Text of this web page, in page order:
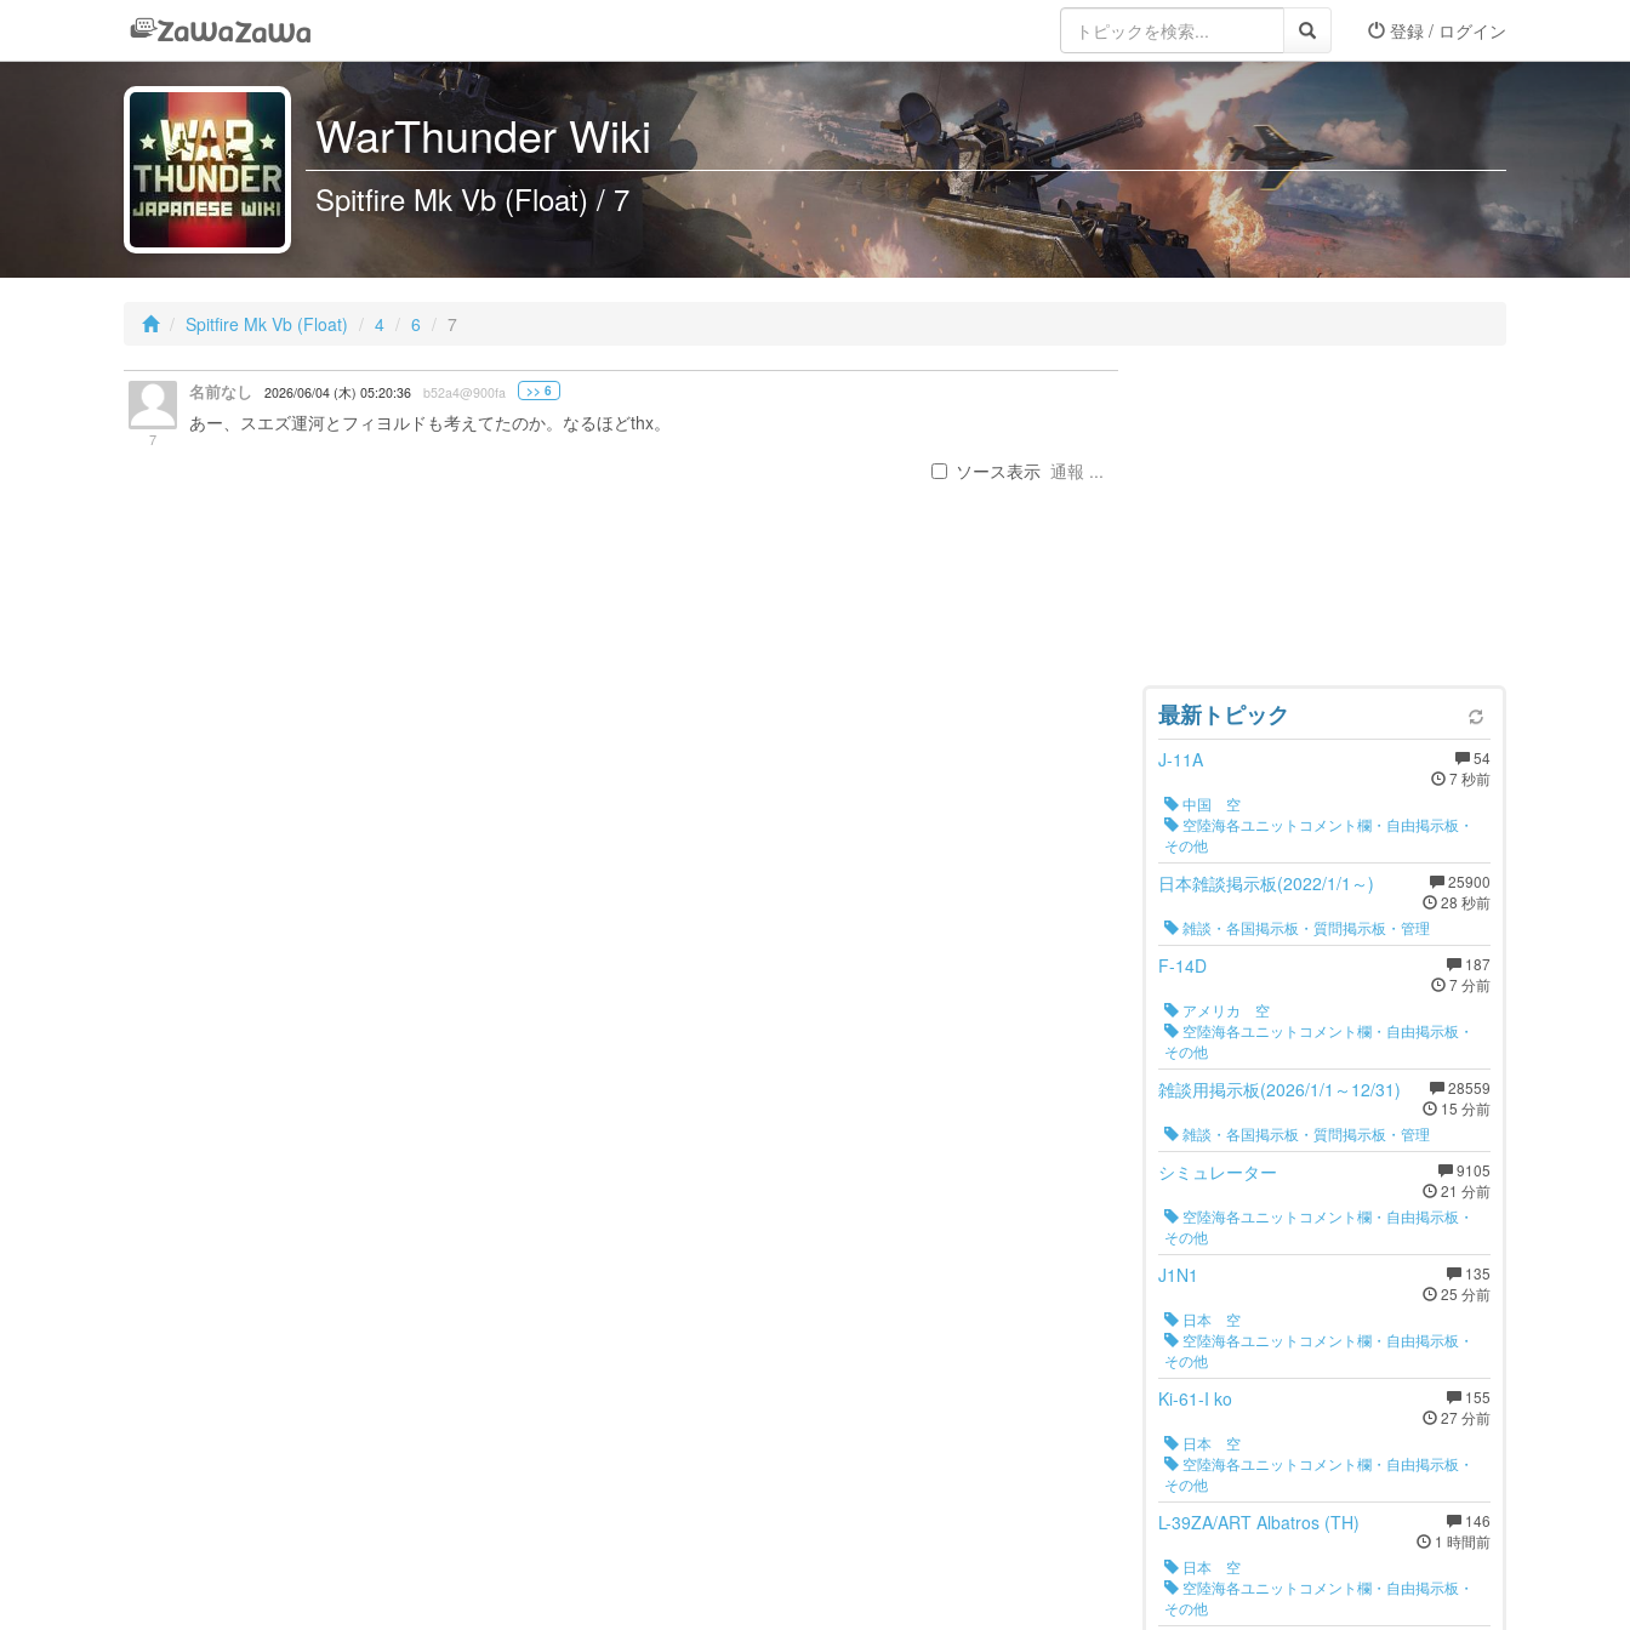
登録 / ログイン
WarThunder Wiki
Spitfire Mk Vb (Float) / 7
Spitfire Mk Vb (Float) 4 6 7
7
名前なし 2026/06/04 (木) 05:20:36 b52a4@900fa >> 6
あー、スエズ運河とフィヨルドも考えてたのか。なるほどthx。
ソース表示 通報 ...
最新トピック
54
7 秒前
J-11A
中国 空
空陸海各ユニットコメント欄・自由掲示板・
その他
25900
28 秒前
日本雑談掲示板(2022/1/1～)
雑談・各国掲示板・質問掲示板・管理
187
7 分前
F-14D
アメリカ 空
空陸海各ユニットコメント欄・自由掲示板・
その他
28559
15 分前
雑談用掲示板(2026/1/1～12/31)
雑談・各国掲示板・質問掲示板・管理
9105
21 分前
シミュレーター
空陸海各ユニットコメント欄・自由掲示板・
その他
135
25 分前
J1N1
日本 空
空陸海各ユニットコメント欄・自由掲示板・
その他
155
27 分前
Ki-61-I ko
日本 空
空陸海各ユニットコメント欄・自由掲示板・
その他
146
1 時間前
L-39ZA/ART Albatros (TH)
日本 空
空陸海各ユニットコメント欄・自由掲示板・
その他